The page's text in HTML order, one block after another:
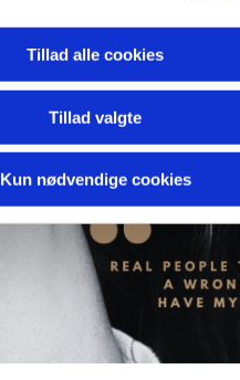
Tillad alle cookies
Tillad valgte
Kun nødvendige cookies